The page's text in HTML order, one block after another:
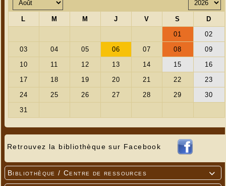
Retrouvez la bibliothèque sur Facebook

Bibliothèque / Centre de ressources